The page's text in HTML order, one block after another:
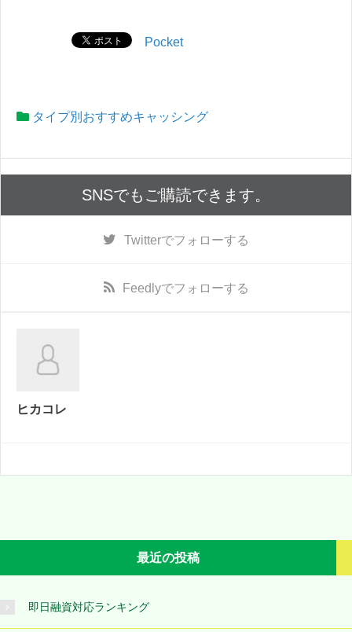
Pocket
タイプ別おすすめキャッシング
SNSでもご購読できます。
Twitterでフォローする
Feedlyでフォローする
ヒカコレ
最近の投稿
即日融資対応ランキング